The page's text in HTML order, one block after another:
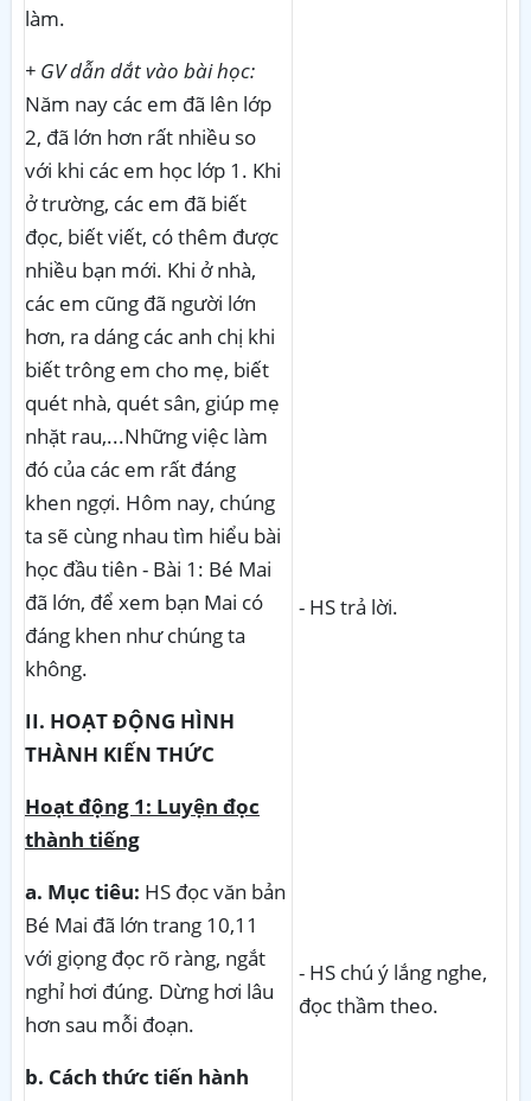
làm.
+ GV dẫn dắt vào bài học:
Năm nay các em đã lên lớp
2, đã lớn hơn rất nhiều so
với khi các em học lớp 1. Khi
ở trường, các em đã biết
đọc, biết viết, có thêm được
nhiều bạn mới. Khi ở nhà,
các em cũng đã người lớn
hơn, ra dáng các anh chị khi
biết trông em cho mẹ, biết
quét nhà, quét sân, giúp mẹ
nhặt rau,...Những việc làm
đó của các em rất đáng
khen ngợi. Hôm nay, chúng
ta sẽ cùng nhau tìm hiểu bài
học đầu tiên - Bài 1: Bé Mai
đã lớn, để xem bạn Mai có
đáng khen như chúng ta
không.
II. HOẠT ĐỘNG HÌNH
THÀNH KIẾN THỨC
Hoạt động 1: Luyện đọc
thành tiếng
a. Mục tiêu: HS đọc văn bản
Bé Mai đã lớn trang 10,11
với giọng đọc rõ ràng, ngắt
nghỉ hơi đúng. Dừng hơi lâu
hơn sau mỗi đoạn.
b. Cách thức tiến hành
- HS trả lời.
- HS chú ý lắng nghe,
đọc thầm theo.